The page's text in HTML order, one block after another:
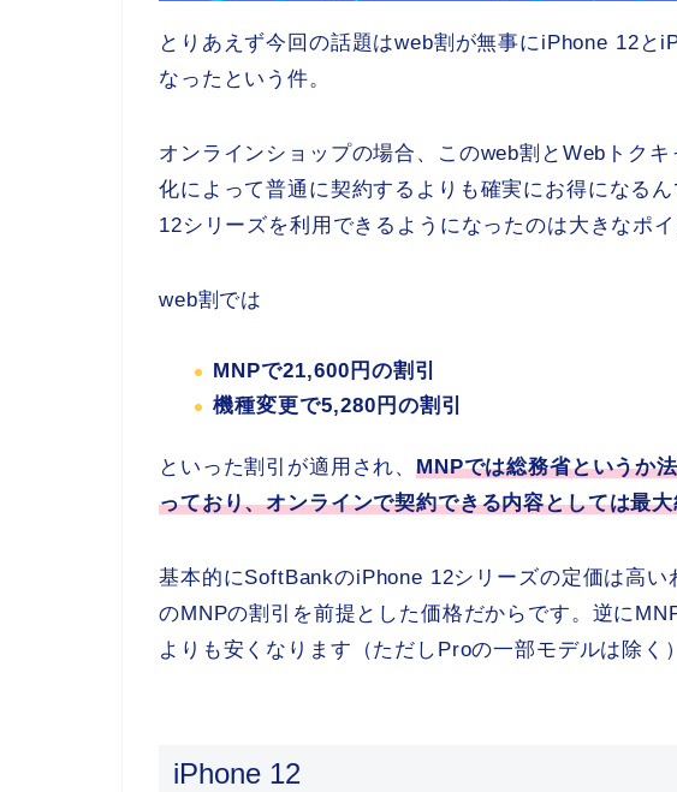
とりあえず今回の話題はweb割が無事にiPhone 12と
なったという件。
オンラインショップの場合、このweb割とWebトク
化によって普通に契約するよりも確実にお得になる
12シリーズを利用できるようになったのは大きなポイ
web割では
MNPで21,600円の割引
機種変更で5,280円の割引
といった割引が適用され、MNPでは総務省というか
っており、オンラインで契約できる内容としては最
基本的にSoftBankのiPhone 12シリーズの定価は高い
のMNPの割引を前提とした価格だからです。逆に
よりも安くなります（ただしProの一部モデルは除く
iPhone 12